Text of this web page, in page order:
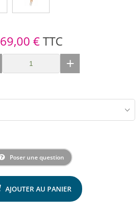
69,00 €TTC
+
Poser une question